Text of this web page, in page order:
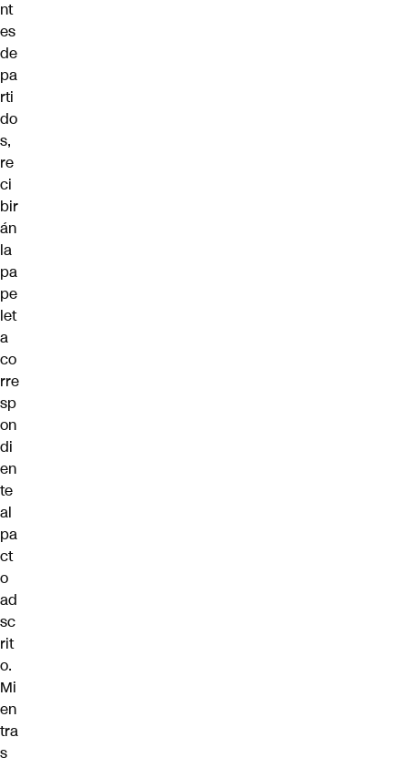
nt
es
de
pa
rti
do
s,
re
ci
bir
án
la
pa
pe
let
a
co
rre
sp
on
di
en
te
al
pa
ct
o
ad
sc
rit
o.
Mi
en
tra
s